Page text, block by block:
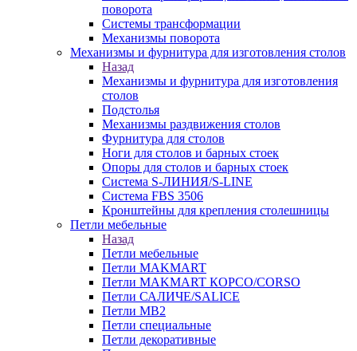
поворота
Системы трансформации
Механизмы поворота
Механизмы и фурнитура для изготовления столов
Назад
Механизмы и фурнитура для изготовления
столов
Подстолья
Механизмы раздвижения столов
Фурнитура для столов
Ноги для столов и барных стоек
Опоры для столов и барных стоек
Система S-ЛИНИЯ/S-LINE
Система FBS 3506
Кронштейны для крепления столешницы
Петли мебельные
Назад
Петли мебельные
Петли MAKMART
Петли MAKMART КОРСО/CORSO
Петли САЛИЧЕ/SALICE
Петли MB2
Петли специальные
Петли декоративные